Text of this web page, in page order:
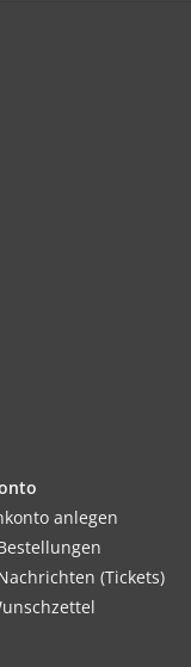
als Beilage zu
zu Salaten und
sprossen bestens
anlegen
(Tickets)